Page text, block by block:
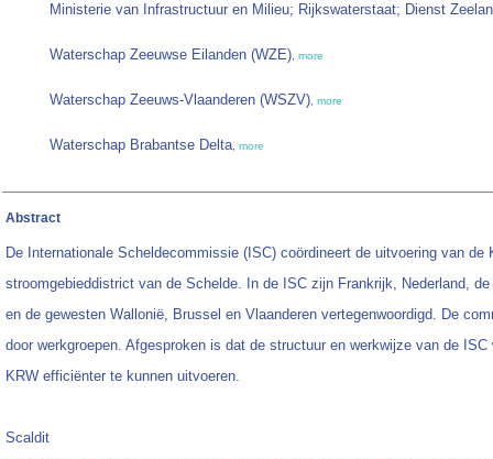
Ministerie van Infrastructuur en Milieu; Rijkswaterstaat; Dienst
Waterschap Zeeuwse Eilanden (WZE), more
Waterschap Zeeuws-Vlaanderen (WSZV), more
Waterschap Brabantse Delta, more
Abstract
De Internationale Scheldecommissie (ISC) coördineert de uitvoering van de
stroomgebieddistrict van de Schelde. In de ISC zijn Frankrijk, Nederland,
en de gewesten Wallonië, Brussel en Vlaanderen vertegenwoordigd. De
door werkgroepen. Afgesproken is dat de structuur en werkwijze van de
KRW efficiënter te kunnen uitvoeren.
Scaldit